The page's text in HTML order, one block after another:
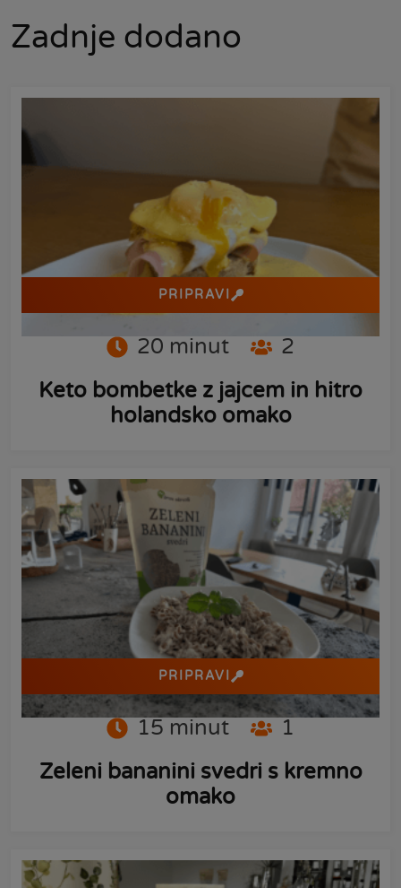
Zadnje dodano
PRIPRAVI
20 minut
2
Keto bombetke z jajcem in hitro
holandsko omako
PRIPRAVI
15 minut
1
Zeleni bananini svedri s kremno
omako